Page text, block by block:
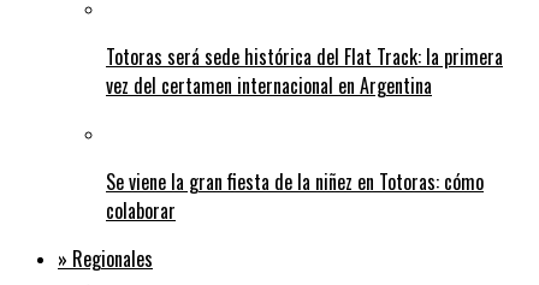
Totoras será sede histórica del Flat Track: la primera
vez del certamen internacional en Argentina
Se viene la gran fiesta de la niñez en Totoras: cómo
colaborar
» Regionales